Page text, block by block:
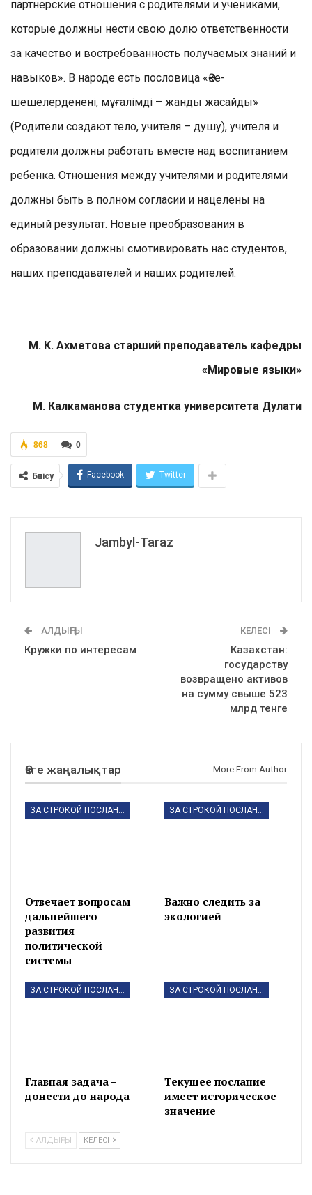
партнерские отношения с родителями и учениками,
которые должны нести свою долю ответственности
за качество и востребованность получаемых знаний и
навыков». В народе есть пословица «Әке-
шешелерденені, мұғалімді – жанды жасайды»
(Родители создают тело, учителя – душу), учителя и
родители должны работать вместе над воспитанием
ребенка. Отношения между учителями и родителями
должны быть в полном согласии и нацелены на
единый результат. Новые преобразования в
образовании должны смотивировать нас студентов,
наших преподавателей и наших родителей.
М. К. Ахметова старший преподаватель кафедры
«Мировые языки»
М. Калкаманова студентка университета Дулати
0
868
Бөлісу Facebook Twitter
Jambyl-Taraz
АЛДЫҢҒЫ
Кружки по интересам
КЕЛЕСІ
Казахстан:
государству
возвращено активов
на сумму свыше 523
млрд тенге
Өзге жаңалықтар More From Author
Отвечает вопросам
дальнейшего
развития
политической
системы
Важно следить за
экологией
ЗА СТРОКОЙ ПОСЛАНИЯ
Главная задача –
донести до народа
ЗА СТРОКОЙ ПОСЛАНИЯ
Текущее послание
имеет историческое
значение
АЛДЫҢҒЫ КЕЛЕСІ